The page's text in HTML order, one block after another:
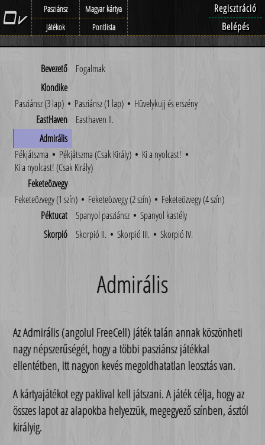
Pasziánsz
Magyar kártya
Játékok
Pontlista
Regisztráció
Belépés
Bevezető
Fogalmak
Klondike
Pasziánsz (3 lap) • Pasziánsz (1 lap) • Hüvelykujj és erszény
EastHaven
Easthaven II.
Admirális
Pékjátszma • Pékjátszma (Csak Király) • Ki a nyolcast! •
Ki a nyolcast! (Csak Király)
Feketeözvegy
Feketeözvegy (1 szín) • Feketeözvegy (2 szín) • Feketeözvegy (4 szín)
Péktucat
Spanyol pasziánsz • Spanyol kastély
Skorpió
Skorpió II. • Skorpió III. • Skorpió IV.
Admirális
Az Admirális (angolul FreeCell) játék talán annak köszönheti
nagy népszerűségét, hogy a többi pasziánsz játékkal
ellentétben, itt nagyon kevés megoldhatatlan leosztás van.
A kártyajátékot egy paklival kell játszani. A játék célja, hogy az
összes lapot az alapokba helyezzük, megegyező színben, ásztól
királyig.